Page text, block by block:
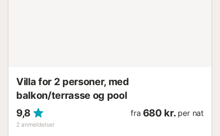
Villa for 2 personer, med
balkon/terrasse og pool
9,8
2 anmeldelser
fra 680 kr. per nat